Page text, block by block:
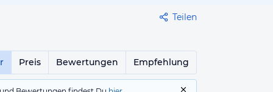
Teilen
Preis Bewertungen Empfehlung